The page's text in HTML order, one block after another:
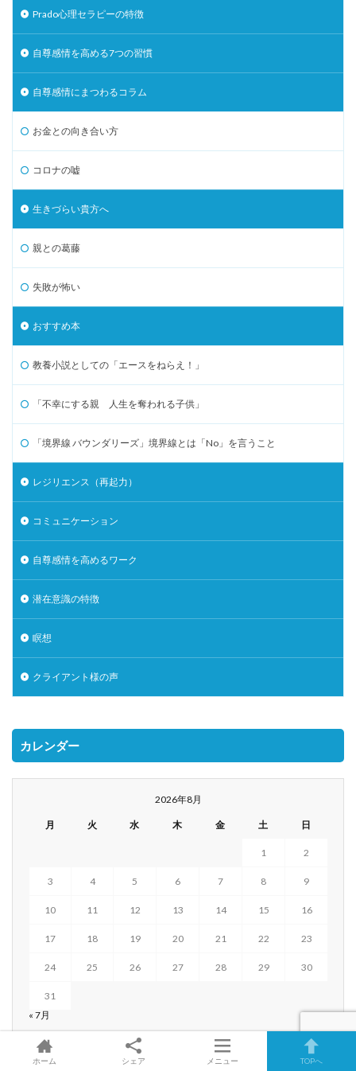
Prado心理セラピーの特徴
自尊感情を高める7つの習慣
自尊感情にまつわるコラム
お金との向き合い方
コロナの嘘
生きづらい貴方へ
親との葛藤
失敗が怖い
おすすめ本
教養小説としての「エースをねらえ！」
「不幸にする親 人生を奪われる子供」
「境界線 バウンダリーズ」境界線とは「No」を言うこと
レジリエンス（再起力）
コミュニケーション
自尊感情を高めるワーク
潜在意識の特徴
瞑想
クライアント様の声
カレンダー
2026年8月
月 火 水 木 金 土 日
1 2
3 4 5 6 7 8 9
10 11 12 13 14 15 16
17 18 19 20 21 22 23
24 25 26 27 28 29 30
31
« 7月
ホーム シェア メニュー TOPへ